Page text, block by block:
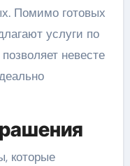
Помимо готовых
услуги по
невесте
которые